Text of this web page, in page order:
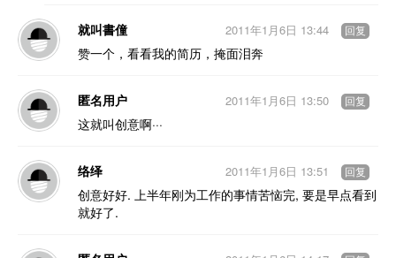
就叫書僮
赞一个，看看我的简历，掩面泪奔
2011年1月6日 13:44 回复
匿名用户
这就叫创意啊···
2011年1月6日 13:50 回复
络绎
创意好好. 上半年刚为工作的事情苦恼完, 要是早点看到
就好了.
2011年1月6日 13:51 回复